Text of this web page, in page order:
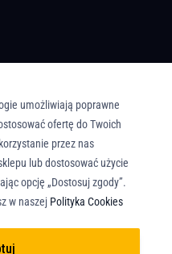
zastrzeżone. All rights
umożliwiają poprawne
ofertę do Twoich
przez nas
lub dostosować użycie
opcję „Dostosuj zgody”.
w naszej Polityka Cookies